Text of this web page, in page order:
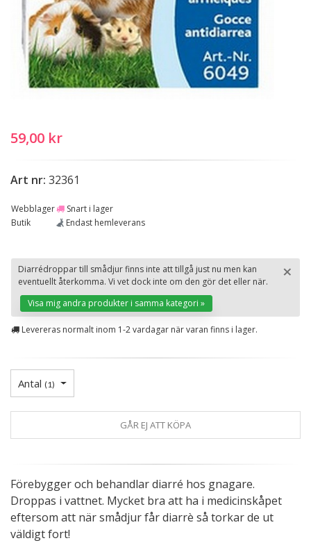
59,00 kr
Art nr: 32361
Webblager
Snart i lager
Butik
Endast hemleverans
×
Diarrédroppar till smådjur finns inte att tillgå just nu men kan
eventuellt återkomma. Vi vet dock inte om den gör det eller när.
Visa mig andra produkter i samma kategori »
Levereras normalt inom 1-2 vardagar när varan finns i lager.
Antal (1)
GÅR EJ ATT KÖPA
Förebygger och behandlar diarré hos gnagare.
Droppas i vattnet. Mycket bra att ha i medicinskåpet
eftersom att när smådjur får diarrè så torkar de ut
väldigt fort!